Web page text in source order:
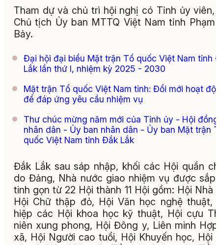
Tham dự và chủ trì hội nghị có Tỉnh ủy viên,
Chủ tịch Ủy ban MTTQ Việt Nam tỉnh Phạm
Bảy.
Đại hội đại biểu Mặt trận Tổ quốc Việt Nam tỉnh
Lắk lần thứ I, nhiệm kỳ 2025 - 2030
Mặt trận Tổ quốc Việt Nam tỉnh: Đổi mới hoạt
để đáp ứng yêu cầu nhiệm vụ
Thư chúc mừng năm mới của Tỉnh ủy - Hội đồng
nhân dân - Ủy ban nhân dân - Ủy ban Mặt trận
quốc Việt Nam tỉnh Đắk Lắk
Đắk Lắk sau sáp nhập, khối các Hội quần
do Đảng, Nhà nước giao nhiệm vụ được sắp
tinh gọn từ 22 Hội thành 11 Hội gồm: Hội Nhà
Hội Chữ thập đỏ, Hội Văn học nghệ thuật,
hiệp các Hội khoa học kỹ thuật, Hội cựu
niên xung phong, Hội Đông y, Liên minh
xã, Hội Người cao tuổi, Hội Khuyến học, Hội